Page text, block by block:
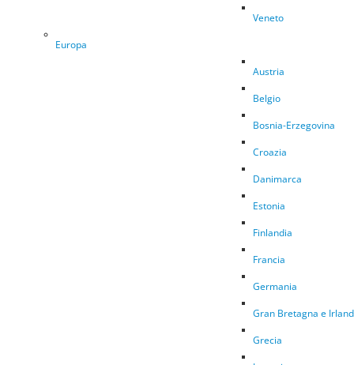
Veneto
Europa
Austria
Belgio
Bosnia-Erzegovina
Croazia
Danimarca
Estonia
Finlandia
Francia
Germania
Gran Bretagna e
Grecia